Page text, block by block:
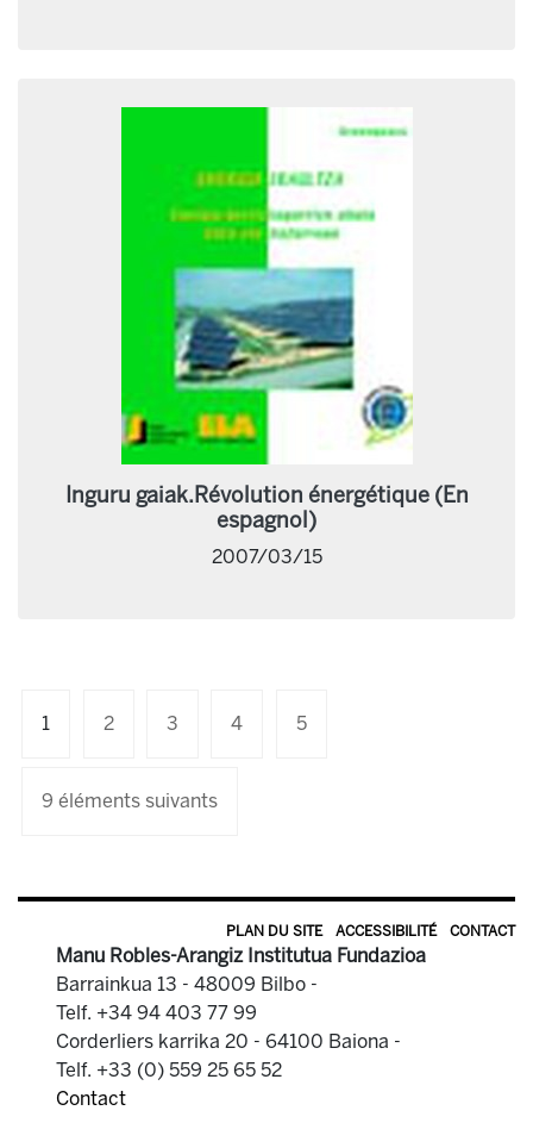
Inguru gaiak.Révolution énergétique (En
espagnol)
2007/03/15
1 2 3 4 5
9 éléments suivants
PLAN DU SITE ACCESSIBILITÉ CONTACT
Manu Robles-Arangiz Institutua Fundazioa
Barrainkua 13 - 48009 Bilbo -
Telf. +34 94 403 77 99
Corderliers karrika 20 - 64100 Baiona -
Telf. +33 (0) 559 25 65 52
Contact